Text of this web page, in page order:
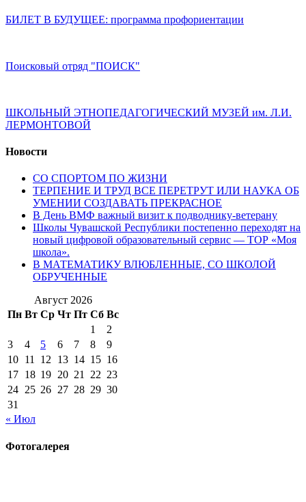
БИЛЕТ В БУДУЩЕЕ: программа профориентации
Поисковый отряд "ПОИСК"
ШКОЛЬНЫЙ ЭТНОПЕДАГОГИЧЕСКИЙ МУЗЕЙ им. Л.И.
ЛЕРМОНТОВОЙ
Новости
СО СПОРТОМ ПО ЖИЗНИ
ТЕРПЕНИЕ И ТРУД ВСЕ ПЕРЕТРУТ ИЛИ НАУКА ОБ
УМЕНИИ СОЗДАВАТЬ ПРЕКРАСНОЕ
В День ВМФ важный визит к подводнику-ветерану
Школы Чувашской Республики постепенно переходят на
новый цифровой образовательный сервис — ТОР «Моя
школа».
В МАТЕМАТИКУ ВЛЮБЛЕННЫЕ, СО ШКОЛОЙ
ОБРУЧЕННЫЕ
Август 2026
Пн Вт Ср Чт Пт Сб Вс
1
2
3
4 5 6 7 8
9
10 11 12 13 14 15 16
17 18 19 20 21 22 23
24 25 26 27 28 29 30
31
« Июл
Фотогалерея